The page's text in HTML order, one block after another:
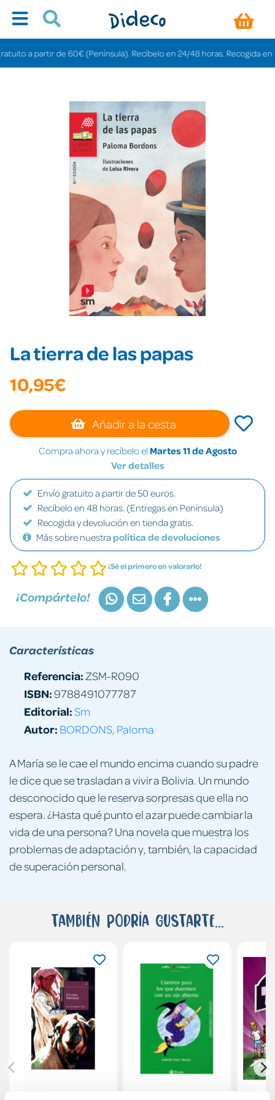
a partir de 60€ (Península). Recíbelo en 24/48 horas. Recogida en
La tierra de las papas
10,95€
Añadir a la cesta
Compra ahora y recíbelo el Martes 11 de Agosto
Ver detalles
Envío gratuito a partir de 50 euros.
Recíbelo en 48 horas. (Entregas en Península)
Recogida y devolución en tienda gratis.
Más sobre nuestra política de devoluciones
¡Sé el primero en valorarlo!
¡Compártelo!
A María se le cae el mundo encima cuando su padre
le dice que se trasladan a vivir a Bolivia. Un mundo
desconocido que le reserva sorpresas que ella no
espera. ¿Hasta qué punto el azar puede cambiar la
vida de una persona? Una novela que muestra los
problemas de adaptación y, también, la capacidad
de superación personal.
Características
Referencia: ZSM-R090
ISBN:9788491077787
Editorial:Sm
Autor: BORDONS, Paloma
También podría gustarte...